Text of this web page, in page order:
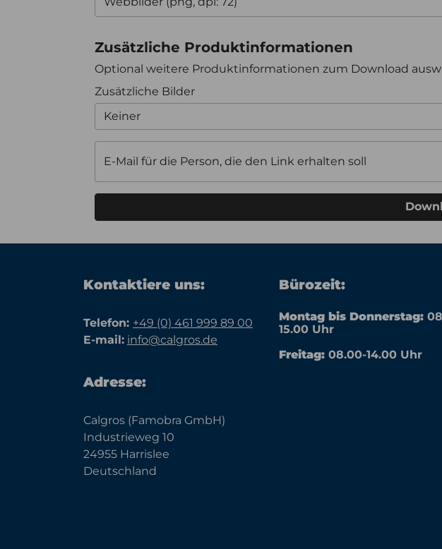
Zusätzliche Produktinformationen
Optional weitere Produktinformationen zum Download
Zusätzliche Bilder
Keiner
E-Mail für die Person, die den Link erhalten soll
Kontaktiere uns:
Telefon: +49 (0) 461 999 89 00
E-mail: info@calgros.de
Adresse:
Calgros (Famobra GmbH)
Industrieweg 10
24955 Harrislee
Deutschland
Bürozeit:
Montag bis Donnerstag:
15.00 Uhr
Freitag: 08.00-14.00 Uhr